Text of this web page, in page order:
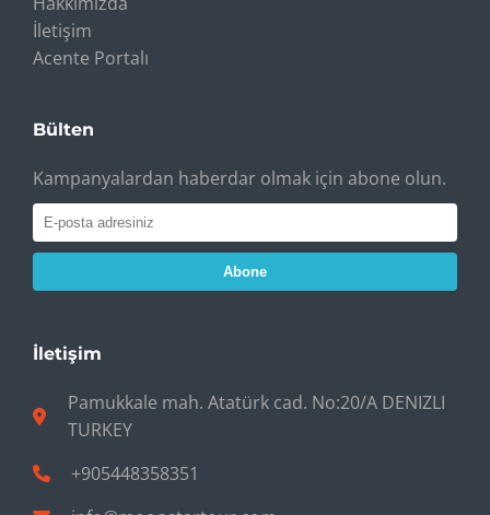
İletişim
Acente Portalı
Bülten
Kampanyalardan haberdar olmak için abone olun.
Abone
İletişim
Pamukkale mah. Atatürk cad. No:20/A DENIZLI
TURKEY
+905448358351